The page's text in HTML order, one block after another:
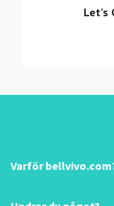
Varför